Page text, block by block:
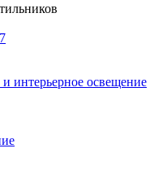
интерьерное освещение